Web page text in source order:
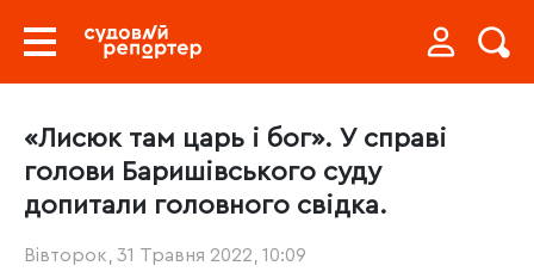
«Лисюк там царь і бог». У справі
голови Баришівського суду
допитали головного свідка.
Вівторок, 31 Травня 2022, 10:09